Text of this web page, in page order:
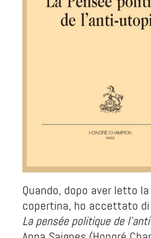
Quando, dopo aver letto
copertina, ho accettato
La pensée politique de